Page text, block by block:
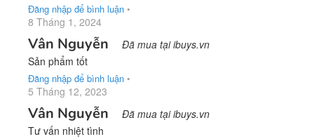
Đăng nhập để bình luận •
8 Tháng 1, 2024
Vân Nguyễn Đã mua tại ibuys.vn
Sản phẩm tốt
Đăng nhập để bình luận •
5 Tháng 12, 2023
Vân Nguyễn Đã mua tại ibuys.vn
Tư vấn nhiệt tình